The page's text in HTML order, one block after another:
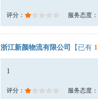
评分： 服务态度：
浙江新颜物流有限公司 【已有 1
1
评分： 服务态度：